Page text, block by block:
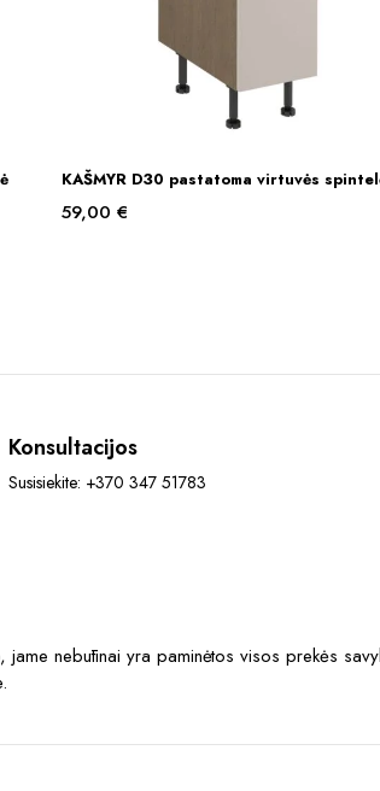
Į KREPŠELĮ
KAŠMYR D30 pastatoma virtuvės
59,00 €
Konsultacijos
Susisiekite: +370 347 51783
nebūtinai yra paminėtos visos prekės